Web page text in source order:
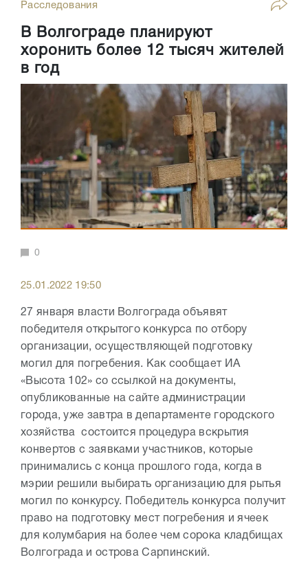
Расследования
В Волгограде планируют
хоронить более 12 тысяч жителей
в год
0
25.01.2022 19:50
27 января власти Волгограда объявят
победителя открытого конкурса по отбору
организации, осуществляющей подготовку
могил для погребения. Как сообщает ИА
«Высота 102» со ссылкой на документы,
опубликованные на сайте администрации
города, уже завтра в департаменте городского
хозяйства состоится процедура вскрытия
конвертов с заявками участников, которые
принимались с конца прошлого года, когда в
мэрии решили выбирать организацию для рытья
могил по конкурсу. Победитель конкурса получит
право на подготовку мест погребения и ячеек
для колумбария на более чем сорока кладбищах
Волгограда и острова Сарпинский.